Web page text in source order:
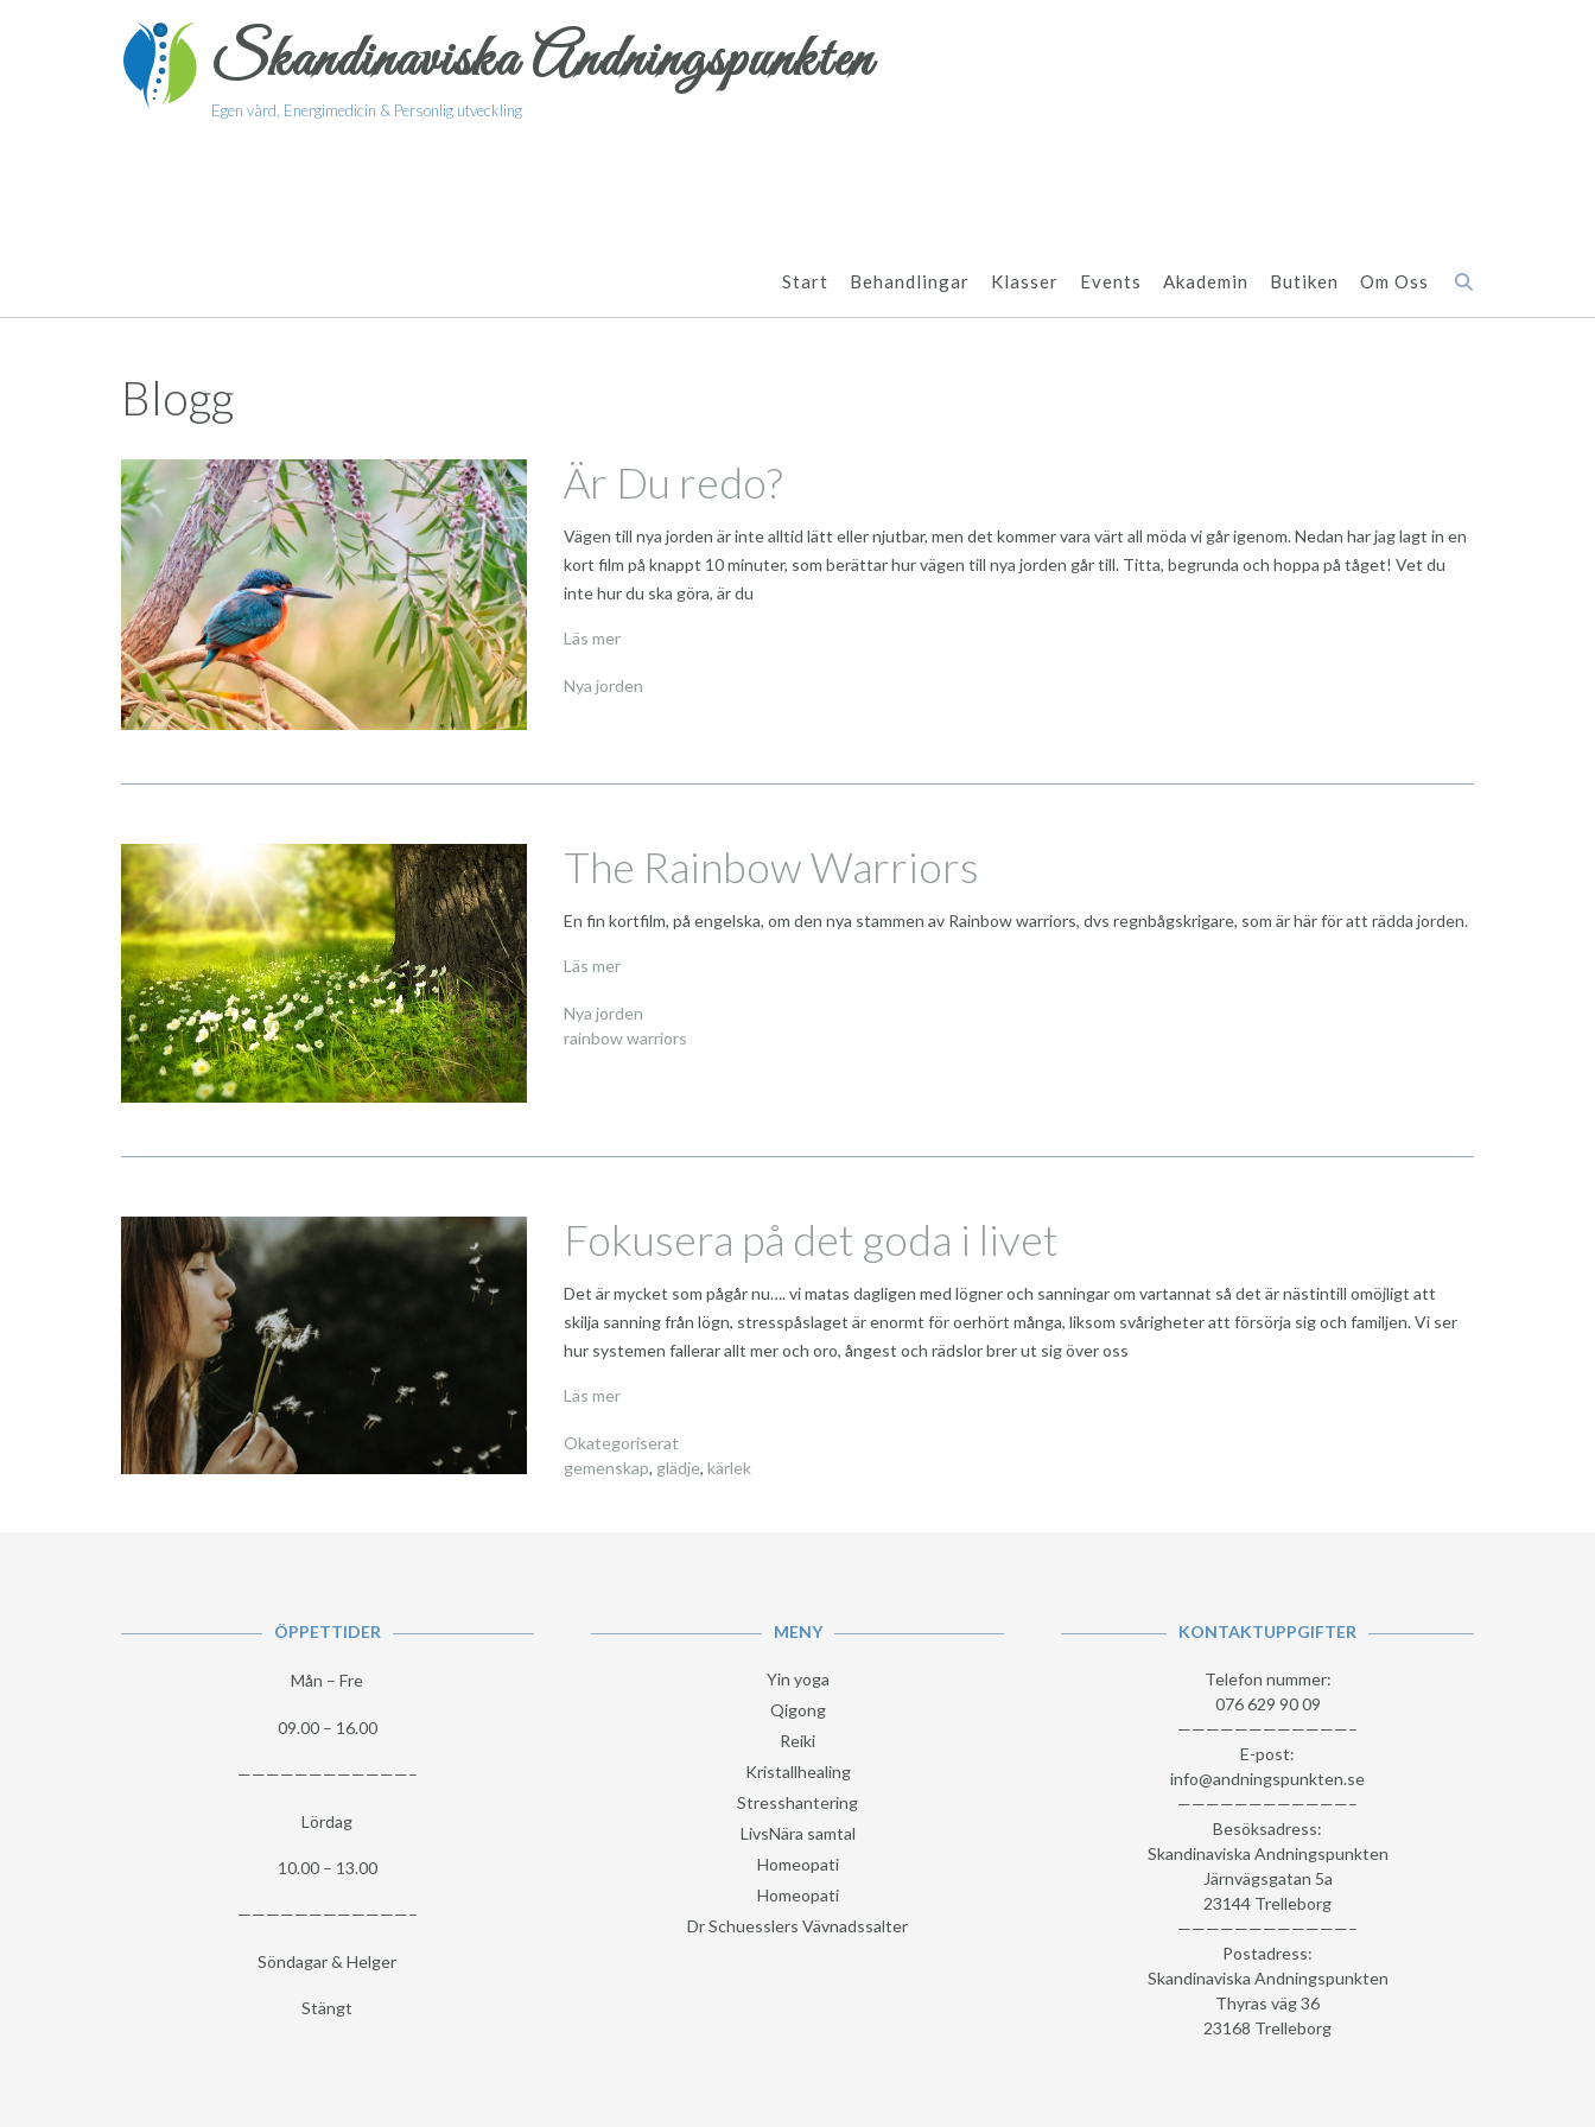
Skandinaviska Andningspunkten
Egen vård, Energimedicin & Personlig utveckling
Start Behandlingar Klasser Events Akademin Butiken Om Oss
Blogg
Är Du redo?
Vägen till nya jorden är inte alltid lätt eller njutbar, men det kommer vara värt all möda vi går igenom. Nedan har jag lagt in en
kort film på knappt 10 minuter, som berättar hur vägen till nya jorden går till. Titta, begrunda och hoppa på tåget! Vet du
inte hur du ska göra, är du
Läs mer
Nya jorden
The Rainbow Warriors
En fin kortfilm, på engelska, om den nya stammen av Rainbow warriors, dvs regnbågskrigare, som är här för att rädda jorden.
Läs mer
Nya jorden
rainbow warriors
Fokusera på det goda i livet
Det är mycket som pågår nu…. vi matas dagligen med lögner och sanningar om vartannat så det är nästintill omöjligt att
skilja sanning från lögn, stresspåslaget är enormt för oerhört många, liksom svårigheter att försörja sig och familjen. Vi ser
hur systemen fallerar allt mer och oro, ångest och rädslor brer ut sig över oss
Läs mer
Okategoriserat
gemenskap, glädje, kärlek
ÖPPETTIDER
Mån – Fre
09.00 – 16.00
————————————–
Lördag
10.00 – 13.00
————————————–
Söndagar & Helger
Stängt
MENY
Yin yoga
Qigong
Reiki
Kristallhealing
Stresshantering
LivsNära samtal
Homeopati
Homeopati
Dr Schuesslers Vävnadssalter
KONTAKTUPPGIFTER
Telefon nummer:
076 629 90 09
————————————–
E-post:
info@andningspunkten.se
————————————–
Besöksadress:
Skandinaviska Andningspunkten
Järnvägsgatan 5a
23144 Trelleborg
————————————–
Postadress:
Skandinaviska Andningspunkten
Thyras väg 36
23168 Trelleborg